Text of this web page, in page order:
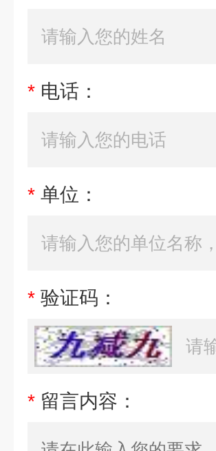
* 电话：
* 单位：
* 验证码：
* 留言内容：